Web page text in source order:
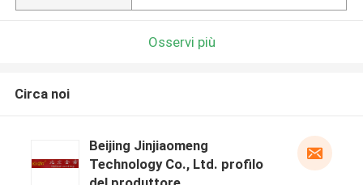
Osservi più
Circa noi
Beijing Jinjiaomeng
Technology Co., Ltd. profilo